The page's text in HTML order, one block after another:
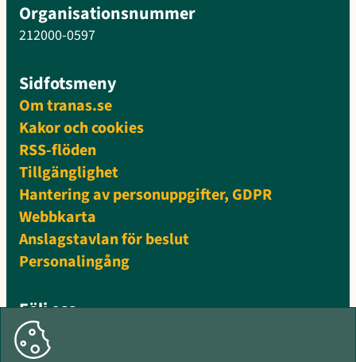
Organisationsnummer
212000-0597
Sidfotsmeny
Om tranas.se
Kakor och cookies
RSS-flöden
Tillgänglighet
Hantering av personuppgifter, GDPR
Webbkarta
Anslagstavlan för beslut
Personalingång
Följ oss
Facebook
Instagram